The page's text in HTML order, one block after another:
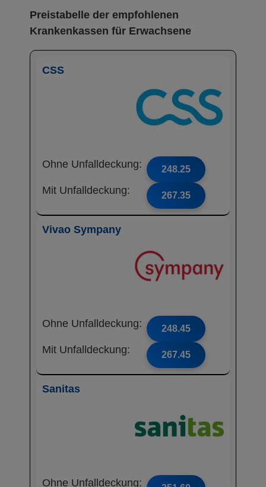
Preistabelle der empfohlenen
Krankenkassen für Erwachsene
CSS
Ohne Unfalldeckung: 248.25
Mit Unfalldeckung: 267.35
Vivao Sympany
Ohne Unfalldeckung: 248.45
Mit Unfalldeckung: 267.45
Sanitas
Ohne Unfalldeckung: